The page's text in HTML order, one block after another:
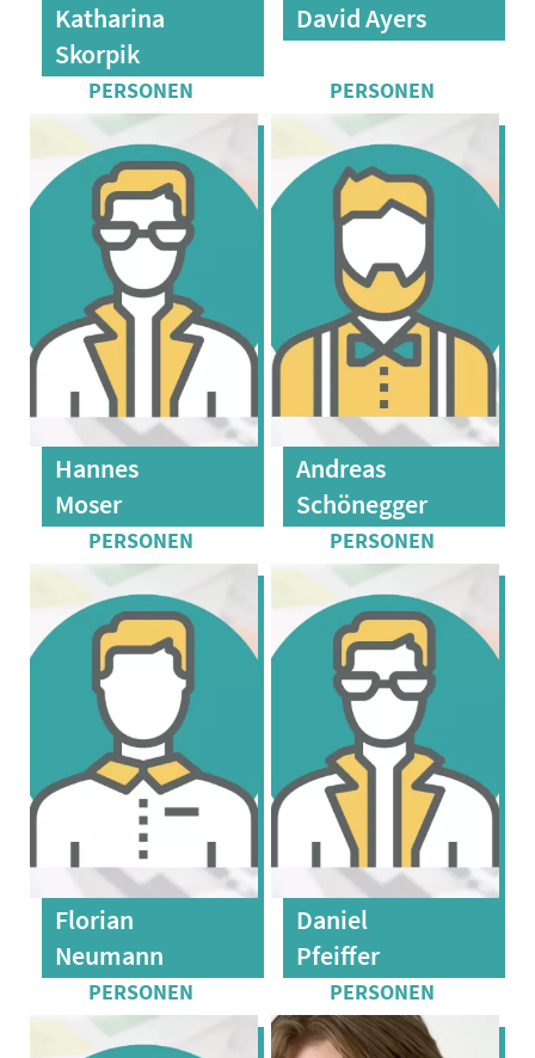
Katharina
Skorpik
David Ayers
Hannes
Moser
Andreas
Schönegger
Florian
Neumann
Daniel
Pfeiffer